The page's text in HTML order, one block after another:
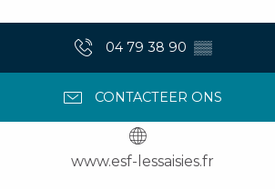
04 79 38 90 ▒▒
CONTACTEER ONS
www.esf-lessaisies.fr